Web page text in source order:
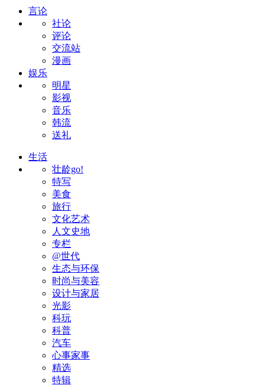
言论
社论
评论
交流站
漫画
娱乐
明星
影视
音乐
韩流
送礼
生活
壮龄go!
特写
美食
旅行
文化艺术
人文史地
专栏
@世代
生态与环保
时尚与美容
设计与家居
光影
科玩
科普
汽车
心事家事
精选
特辑